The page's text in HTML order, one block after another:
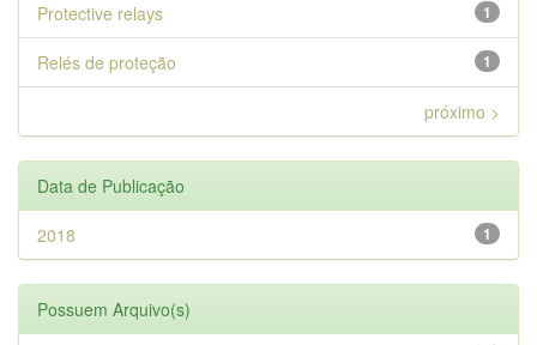
1
Protective relays
1
Relés de proteção
próximo >
Data de Publicação
1
2018
Possuem Arquivo(s)